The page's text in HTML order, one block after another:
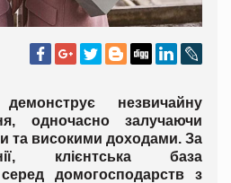
незвичайну
одночасно залучаючи
та високими доходами. За
клієнтська база
домогосподарств з